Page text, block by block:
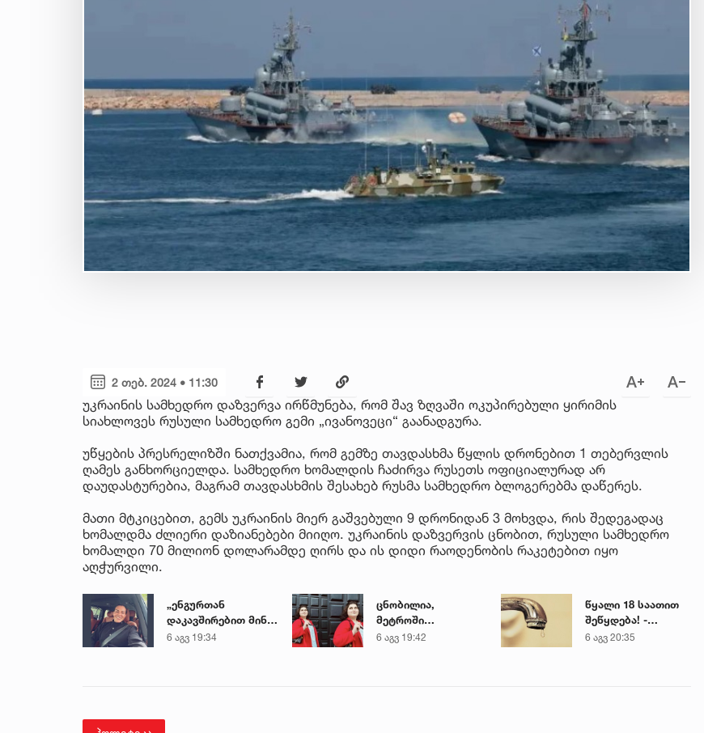
2 თებ. 2024 • 11:30
უკრაინის სამხედრო დაზვერვა ირწმუნება, რომ შავ ზღვაში ოკუპირებული ყირიმის
სიახლოვეს რუსული სამხედრო გემი „ივანოვეცი“ გაანადგურა.
უწყების პრესრელიზში ნათქვამია, რომ გემზე თავდასხმა წყლის დრონებით 1 თებერვლის
ღამეს განხორციელდა. სამხედრო ხომალდის ჩაძირვა რუსეთს ოფიციალურად არ
დაუდასტურებია, მაგრამ თავდასხმის შესახებ რუსმა სამხედრო ბლოგერებმა დაწერეს.
მათი მტკიცებით, გემს უკრაინის მიერ გაშვებული 9 დრონიდან 3 მოხვდა, რის შედეგადაც
ხომალდმა ძლიერი დაზიანებები მიიღო. უკრაინის დაზვერვის ცნობით, რუსული სამხედრო
ხომალდი 70 მილიონ დოლარამდე ღირს და ის დიდი რაოდენობის რაკეტებით იყო
აღჭურვილი.
„ენგურთან
დაკავშირებით მინდა
ვთქვა...“ - გოგა
6 აგვ 19:34
ცნობილია,
მეტროში
გარდაცვლილი 21
6 აგვ 19:42
წყალი 18 საათით
შეწყდება! -
გადაამოწმეთ
6 აგვ 20:35